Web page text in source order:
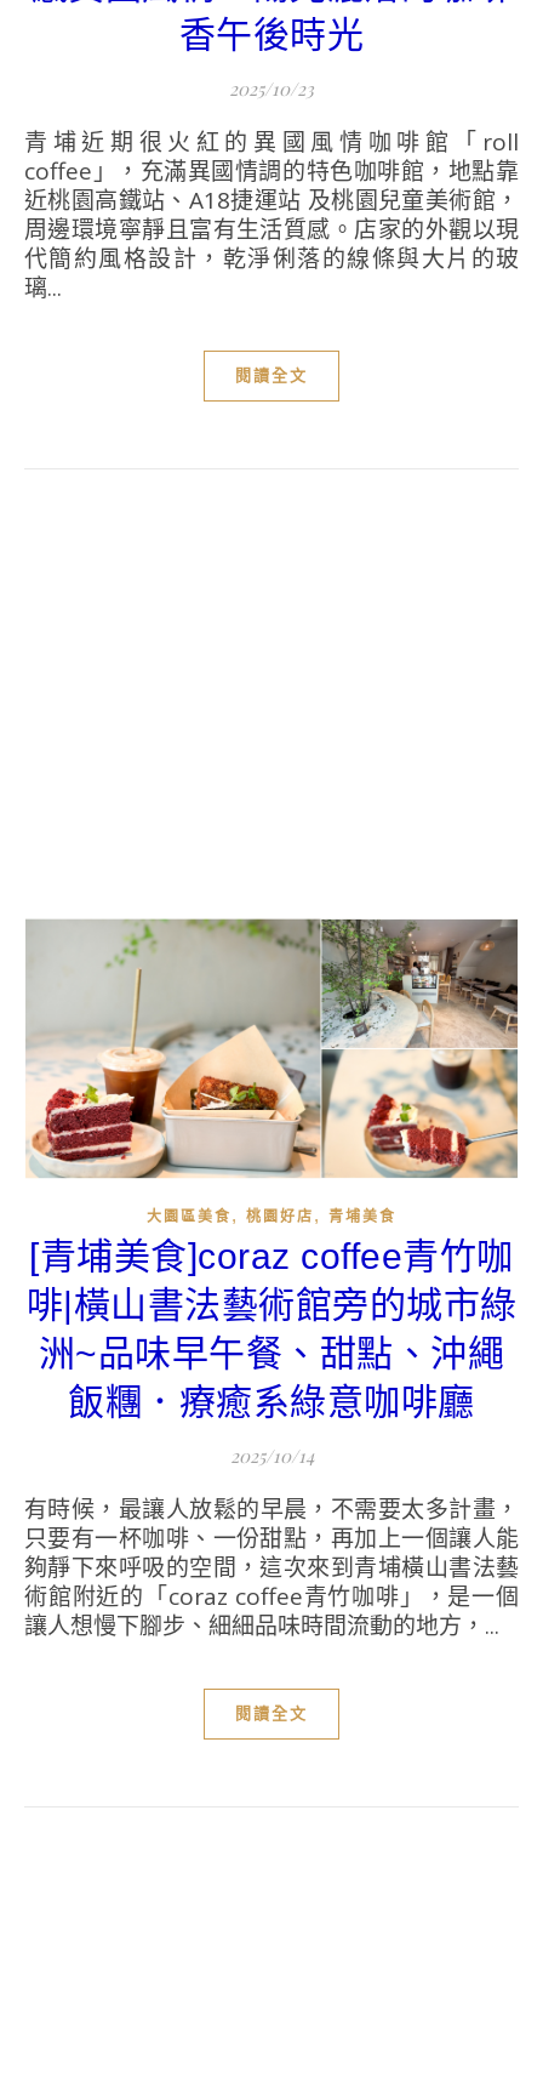
香午後時光
2025/10/23
青埔近期很火紅的異國風情咖啡館「roll
coffee」，充滿異國情調的特色咖啡館，地點靠
近桃園高鐵站、A18捷運站 及桃園兒童美術館，
周邊環境寧靜且富有生活質感。店家的外觀以現
代簡約風格設計，乾淨俐落的線條與大片的玻
璃...
閱讀全文
大園區美食 , 桃園好店 , 青埔美食
[青埔美食]coraz coffee青竹咖
啡|橫山書法藝術館旁的城市綠
洲~品味早午餐、甜點、沖繩
飯糰．療癒系綠意咖啡廳
2025/10/14
有時候，最讓人放鬆的早晨，不需要太多計畫，
只要有一杯咖啡、一份甜點，再加上一個讓人能
夠靜下來呼吸的空間，這次來到青埔橫山書法藝
術館附近的「coraz coffee青竹咖啡」，是一個
讓人想慢下腳步、細細品味時間流動的地方，...
閱讀全文